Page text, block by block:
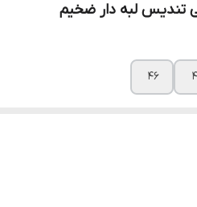
تندیس لبه دار ضخیم
۴۶